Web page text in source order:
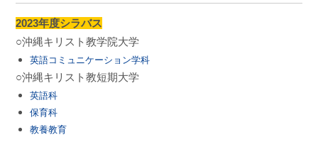
2023年度シラバス
○沖縄キリスト教学院大学
英語コミュニケーション学科
○沖縄キリスト教短期大学
英語科
保育科
教養教育